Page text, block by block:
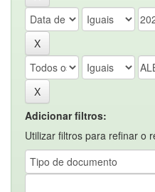
Adicionar filtros:
Utilizar filtros para refinar o